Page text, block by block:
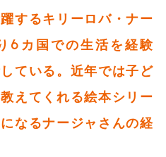
するキリーロバ・ナー
6カ国での生活を経験
ている。近年では子ど
えてくれる絵本シリー
なるナージャさんの経